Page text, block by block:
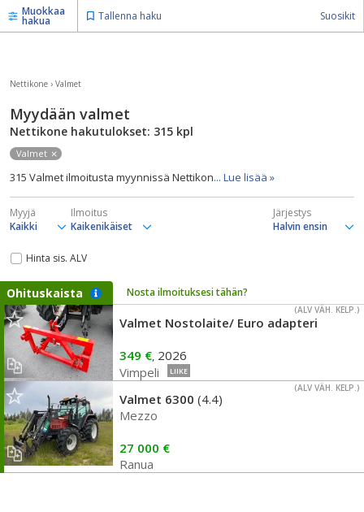
Muokkaa
hakua Tallenna haku Suosikit
Nettikone › Valmet
Myydään valmet
Nettikone hakutulokset: 315 kpl
Valmet
315 Valmet ilmoitusta myynnissä Nettikon... Lue lisää »
Myyjä Ilmoitus Järjestys
Hinta sis. ALV
Ohituskaista Nosta ilmoituksesi tähän?
(ALV VÄH. KELP.)
Valmet Nostolaite/ Euro adapteri
349 €, 2026
Vimpeli
LIIKE
(ALV VÄH. KELP.)
Valmet 6300 (4.4)
Mezzo
27 000 €
Ranua